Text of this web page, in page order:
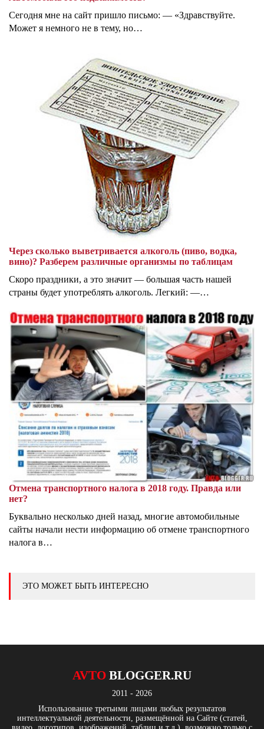
Сегодня мне на сайт пришло письмо: — «Здравствуйте.
Может я немного не в тему, но…
Через сколько выветривается алкоголь (пиво, водка,
вино)? Разберем различные организмы по таблицам
Скоро праздники, а это значит — большая часть нашей
страны будет употреблять алкоголь. Легкий: —…
Отмена транспортного налога в 2018 году. Правда или
нет?
Буквально несколько дней назад, многие автомобильные
сайты начали нести информацию об отмене транспортного
налога в…
ЭТО МОЖЕТ БЫТЬ ИНТЕРЕСНО
AVTO BLOGGER.RU
2011 - 2026
Использование третьими лицами любых результатов
интеллектуальной деятельности, размещённой на Сайте (статей,